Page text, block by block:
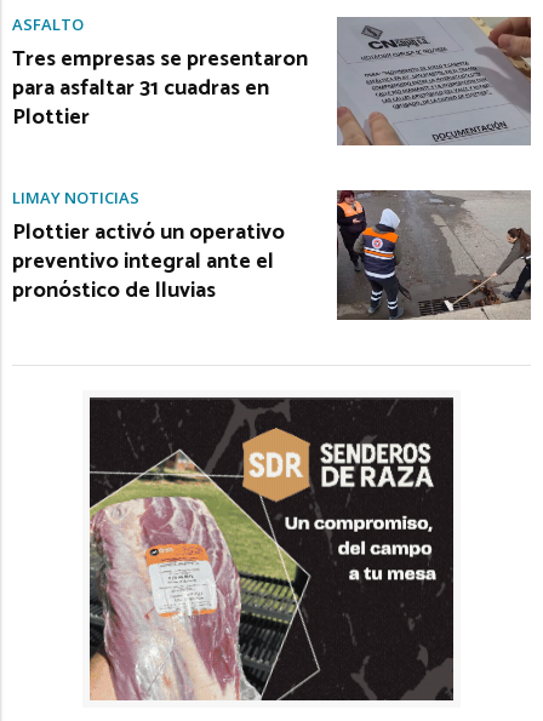
ASFALTO
Tres empresas se presentaron
para asfaltar 31 cuadras en
Plottier
LIMAY NOTICIAS
Plottier activó un operativo
preventivo integral ante el
pronóstico de lluvias